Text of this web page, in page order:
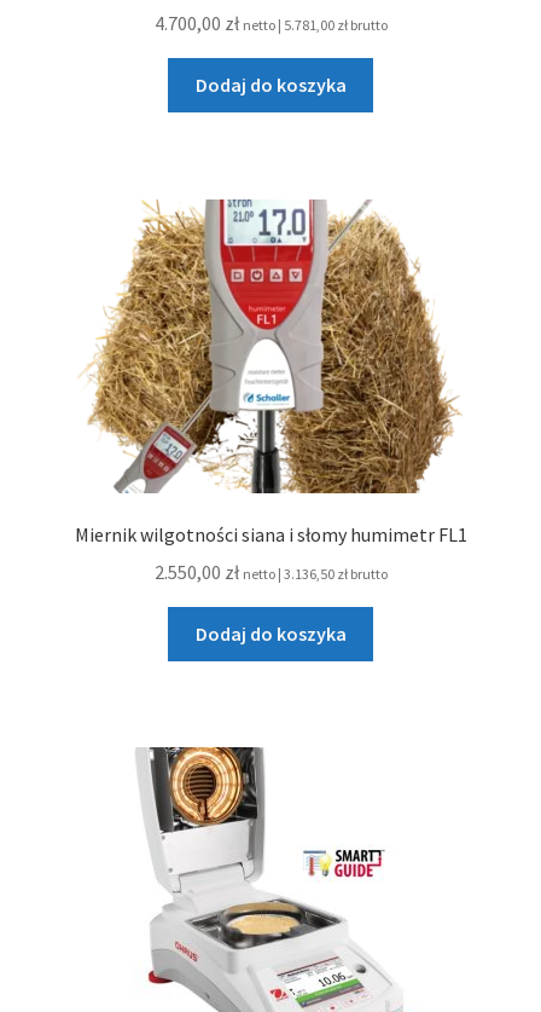
4.700,00 zł netto | 5.781,00 złbrutto
Dodaj do koszyka
Miernik wilgotności siana i słomy humimetr FL1
2.550,00 zł netto | 3.136,50 złbrutto
Dodaj do koszyka